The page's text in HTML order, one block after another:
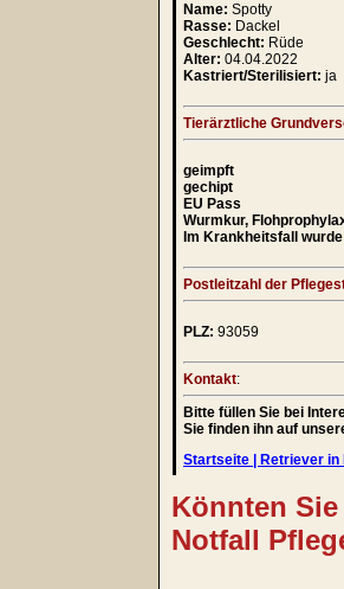
Name: Spotty
Rasse: Dackel
Geschlecht: Rüde
Alter: 04.04.2022
Kastriert/Sterilisiert: ja
Tierärztliche
geimpft
gechipt
EU Pass
Wurmkur,
Im Krankheitsfall
Postleitzahl der
PLZ: 93059
Kontakt:
Bitte füllen Sie bei
Sie finden ihn auf
Startseite | Retriever in
Könnten
Notfall